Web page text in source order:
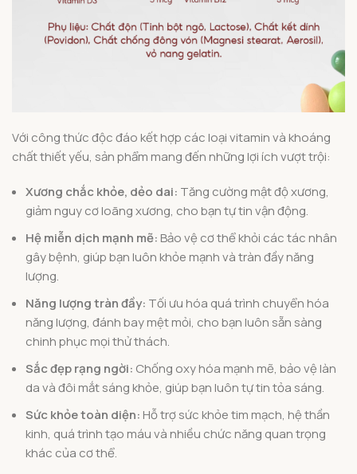
Với công thức độc đáo kết hợp các loại vitamin và khoáng
chất thiết yếu, sản phẩm mang đến những lợi ích vượt trội:
Xương chắc khỏe, dẻo dai: Tăng cường mật độ xương,
giảm nguy cơ loãng xương, cho bạn tự tin vận động.
Hệ miễn dịch mạnh mẽ: Bảo vệ cơ thể khỏi các tác nhân
gây bệnh, giúp bạn luôn khỏe mạnh và tràn đầy năng
lượng.
Năng lượng tràn đầy: Tối ưu hóa quá trình chuyển hóa
năng lượng, đánh bay mệt mỏi, cho bạn luôn sẵn sàng
chinh phục mọi thử thách.
Sắc đẹp rạng ngời: Chống oxy hóa mạnh mẽ, bảo vệ làn
da và đôi mắt sáng khỏe, giúp bạn luôn tự tin tỏa sáng.
Sức khỏe toàn diện: Hỗ trợ sức khỏe tim mạch, hệ thần
kinh, quá trình tạo máu và nhiều chức năng quan trọng
khác của cơ thể.